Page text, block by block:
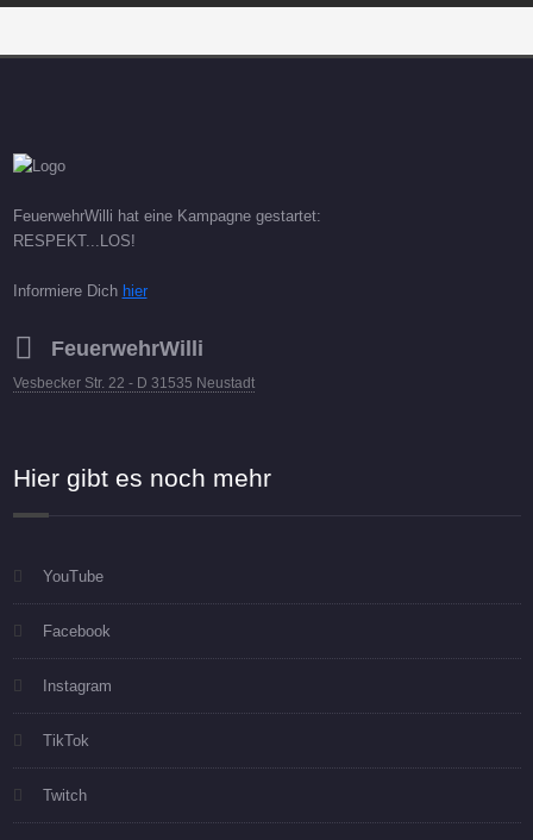
FeuerwehrWilli hat eine Kampagne gestartet:
RESPEKT...LOS!
Informiere Dich hier
FeuerwehrWilli
Vesbecker Str. 22 - D 31535 Neustadt
Hier gibt es noch mehr
YouTube
Facebook
Instagram
TikTok
Twitch